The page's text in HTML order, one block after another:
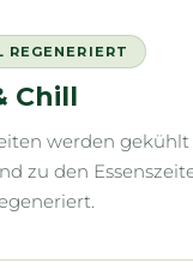
REGENERIERT
Chill
werden
zu den